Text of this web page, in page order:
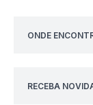
ONDE
RECEBA